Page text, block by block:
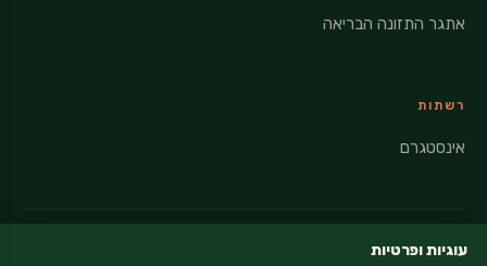
אתגר התזונה הבריאה
רשתות
אינסטגרם
עוגיות ופרטיות